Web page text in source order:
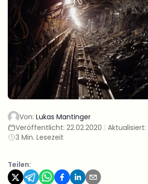
Von: Lukas Mantinger
Veröffentlicht: 22.02.2020 | Aktualisiert:
3 Min. Lesezeit
Teilen: